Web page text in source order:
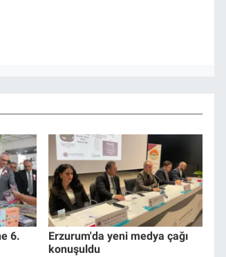
6.
Erzurum'da yeni medya çağı
konuşuldu